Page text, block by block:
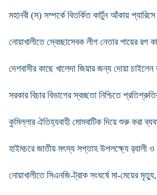
মহানবী (স) সম্পর্কে বিতর্কিত কার্টুন আঁকায়
নোয়াখালীতে স্বেচ্ছাসেবক লীগ নেতার পায়ের রগ
দেশবাসীর কাছে খালেদা জিয়ার জন্য দোয়া চাইলেন
সরকার বিচার বিভাগের স্বচ্ছতা নিশ্চিতে
কুমিল্লার ঐতিহ্যবাহী মোমবাটিক দিয়ে শুরু করা
হাইমচরে জাতীয় মৎস্য সপ্তাহ উপলক্ষ্যে র‌্যালী
নোয়াখালীতে সিএনজি-ট্রাক সংঘর্ষে মা-মেয়ের